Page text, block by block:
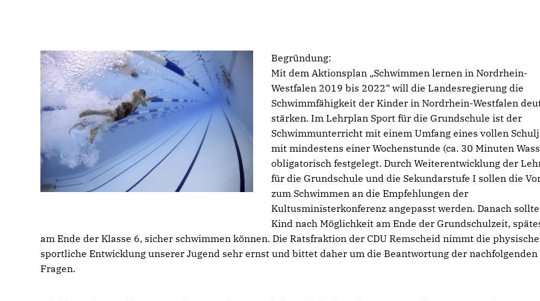
Begründung:
Mit dem Aktionsplan „Schwimmen lernen in Nordrhein-
Westfalen 2019 bis 2022“ will die Landesregierung die
Schwimmfähigkeit der Kinder in Nordrhein-Westfalen
stärken. Im Lehrplan Sport für die Grundschule ist der
Schwimmunterricht mit einem Umfang eines vollen
mit mindestens einer Wochenstunde (ca. 30 Minuten
obligatorisch festgelegt. Durch Weiterentwicklung der
für die Grundschule und die Sekundarstufe I sollen die
zum Schwimmen an die Empfehlungen der
Kultusministerkonferenz angepasst werden. Danach
Kind nach Möglichkeit am Ende der Grundschulzeit,
am Ende der Klasse 6, sicher schwimmen können. Die Ratsfraktion der CDU Remscheid nimmt die
sportliche Entwicklung unserer Jugend sehr ernst und bittet daher um die Beantwortung der nachfolgenden
Fragen.